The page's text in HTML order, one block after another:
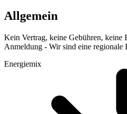
Allgemein
Kein Vertrag, keine Gebühren, keine
Anmeldung - Wir sind eine regionale
Energiemix